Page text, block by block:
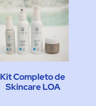
Kit Completo de
Skincare LOA